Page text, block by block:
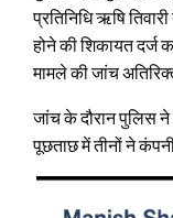
प्रतिनिधि ऋषि
होने की शिकायत दर्ज
मामले की जांच
जांच के दौरान पुलिस
पूछताछ में तीनों ने